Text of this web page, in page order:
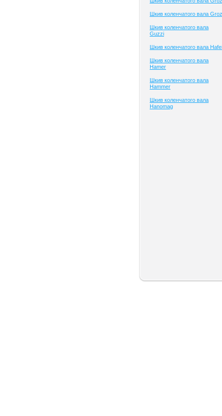
Шкив коленчатого вала Groz
Шкив коленчатого вала
Guzzi
Шкив коленчатого вала Hafei
Шкив коленчатого вала
Hamer
Шкив коленчатого вала
Hammer
Шкив коленчатого вала
Hanomag